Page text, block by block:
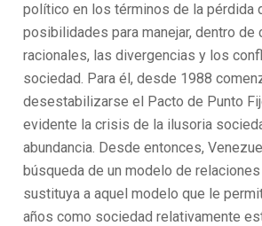
político en los términos de la pérdida
posibilidades para manejar, dentro de
racionales, las divergencias y los
sociedad. Para él, desde 1988
desestabilizarse el Pacto de Punto
evidente la crisis de la ilusoria
abundancia. Desde entonces,
búsqueda de un modelo de
sustituya a aquel modelo que le
años como sociedad relativamente